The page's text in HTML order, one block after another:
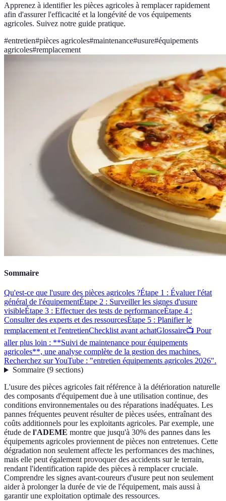
Apprenez à identifier les pièces agricoles à remplacer rapidement
afin d'assurer l'efficacité et la longévité de vos équipements
agricoles. Suivez notre guide pratique.
#entretien#pièces agricoles#maintenance#usure#équipements
agricoles#remplacement
Sommaire
Qu'est-ce que l'usure des pièces agricoles ?Étape 1 : Évaluer l'état
général de l'équipementÉtape 2 : Surveiller les signes d'usure
visibleÉtape 3 : Effectuer des tests de performanceÉtape 4 :
Consulter des experts et des ressourcesÉtape 5 : Planifier le
remplacement et l'entretienChecklist avant achatGlossaire📺 Pour
aller plus loin : **Suivi de maintenance pour équipements
agricoles**, une analyse complète de la gestion des machines.
Recherchez sur YouTube : "entretien équipements agricoles 2026".
Sommaire(9 sections)
L'usure des pièces agricoles fait référence à la détérioration naturelle
des composants d'équipement due à une utilisation continue, des
conditions environnementales ou des réparations inadéquates. Les
pannes fréquentes peuvent résulter de pièces usées, entraînant des
coûts additionnels pour les exploitants agricoles. Par exemple, une
étude de l'ADEME montre que jusqu'à 30% des pannes dans les
équipements agricoles proviennent de pièces non entretenues. Cette
dégradation non seulement affecte les performances des machines,
mais elle peut également provoquer des accidents sur le terrain,
rendant l'identification rapide des pièces à remplacer cruciale.
Comprendre les signes avant-coureurs d'usure peut non seulement
aider à prolonger la durée de vie de l'équipement, mais aussi à
garantir une exploitation optimale des ressources.